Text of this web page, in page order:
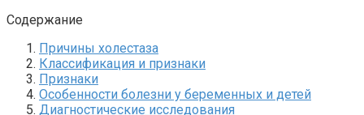
Содержание
Причины холестаза
Классификация и признаки
Признаки
Особенности болезни у беременных и детей
Диагностические исследования